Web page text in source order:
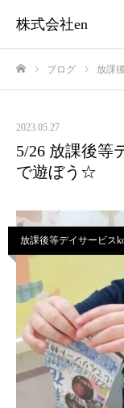
株式会社en
ブログ 放課
2023.05.27
5/26 放課後等
で遊ぼう☆
放課後等デイサービス